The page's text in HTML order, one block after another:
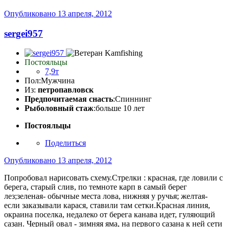
Опубликовано 13 апреля, 2012
sergei957
Постояльцы
7,9т
Пол:Мужчина
Из: петропавловск
Предпочитаемая снасть:Спиннинг
Рыболовный стаж:больше 10 лет
Постояльцы
Поделиться
Опубликовано 13 апреля, 2012
Попробовал нарисовать схему.Стрелки : красная, где ловили с
берега, старый слив, по темноте карп в самый берег
лез;зеленая- обычные места лова, нижняя у ручья; желтая-
если заказывали карася, ставили там сетки.Красная линия,
окраина поселка, недалеко от берега канава идет, гуляющий
сазан. Черный овал - зимняя яма, на первого сазана к ней сети